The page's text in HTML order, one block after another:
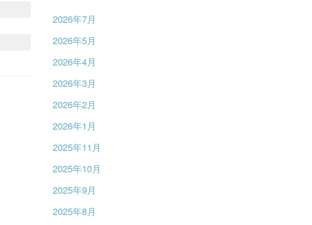
2026年7月
2026年5月
2026年4月
2026年3月
2026年2月
2026年1月
2025年11月
2025年10月
2025年9月
2025年8月